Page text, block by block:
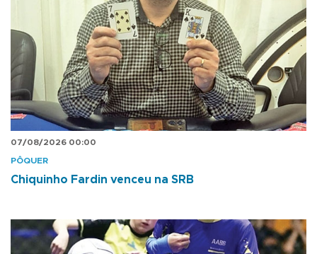
07/08/2026 00:00
PÔQUER
Chiquinho Fardin venceu na SRB